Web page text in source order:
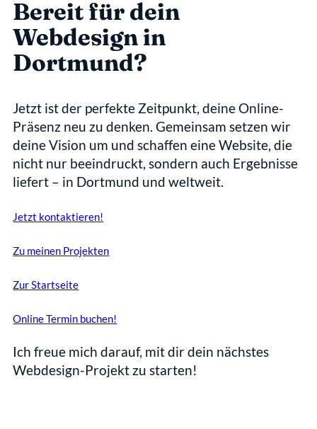
Bereit für dein
Webdesign in
Dortmund?
Jetzt ist der perfekte Zeitpunkt, deine Online-
Präsenz neu zu denken. Gemeinsam setzen wir
deine Vision um und schaffen eine Website, die
nicht nur beeindruckt, sondern auch Ergebnisse
liefert – in Dortmund und weltweit.
Jetzt kontaktieren!
Zu meinen Projekten
Zur Startseite
Online Termin buchen!
Ich freue mich darauf, mit dir dein nächstes
Webdesign-Projekt zu starten!